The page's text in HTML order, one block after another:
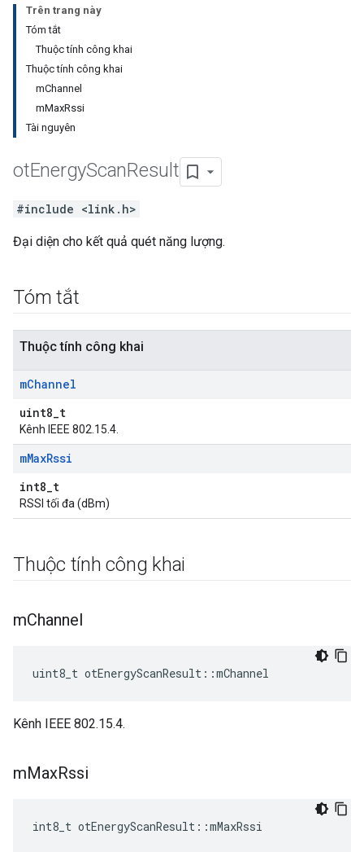
Trên trang này
Tóm tắt
Thuộc tính công khai
Thuộc tính công khai
mChannel
mMaxRssi
Tài nguyên
otEnergyScanResult
#include <link.h>
Đại diện cho kết quả quét năng lượng.
Tóm tắt
Thuộc tính công khai
mChannel
uint8_t
Kênh IEEE 802.15.4.
mMaxRssi
int8_t
RSSI tối đa (dBm)
Thuộc tính công khai
mChannel
uint8_t otEnergyScanResult ::mChannel
Kênh IEEE 802.15.4.
mMaxRssi
int8_t otEnergyScanResult ::mMaxRssi